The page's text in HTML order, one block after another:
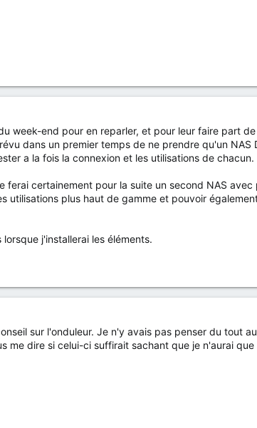
week-end pour en reparler, et pour leur faire part
dans un premier temps de ne prendre qu'un
a la fois la connexion et les utilisations de chacun.
ferai certainement pour la suite un second NAS
utilisations plus haut de gamme et pouvoir
j'installerai les éléments.
sur l'onduleur. Je n'y avais pas penser du tout
me dire si celui-ci suffirait sachant que je n'aurai